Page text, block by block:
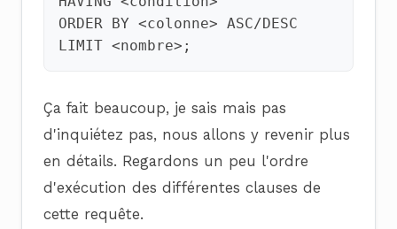
ORDER
BY <colonne> ASC/DESC
LIMIT <nombre> ;
Ça fait beaucoup, je sais mais pas
d'inquiétez pas, nous allons y revenir plus
en détails. Regardons un peu l'ordre
d'exécution des différentes clauses de
cette requête.